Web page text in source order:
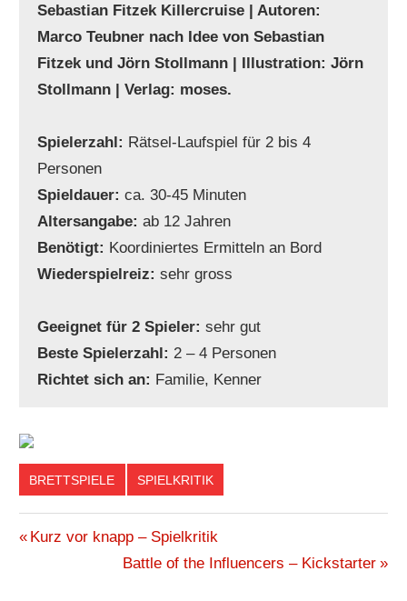
Sebastian Fitzek Killercruise | Autoren:
Marco Teubner nach Idee von Sebastian
Fitzek und Jörn Stollmann | Illustration: Jörn
Stollmann | Verlag: moses.
Spielerzahl: Rätsel-Laufspiel für 2 bis 4
Personen
Spieldauer: ca. 30-45 Minuten
Altersangabe: ab 12 Jahren
Benötigt: Koordiniertes Ermitteln an Bord
Wiederspielreiz: sehr gross
Geeignet für 2 Spieler: sehr gut
Beste Spielerzahl: 2 – 4 Personen
Richtet sich an: Familie, Kenner
BRETTSPIELE SPIELKRITIK
Beitragsnavigation
Vorheriger
Kurz vor knapp – Spielkritik
Nächster
Battle of the Influencers – Kickstarter